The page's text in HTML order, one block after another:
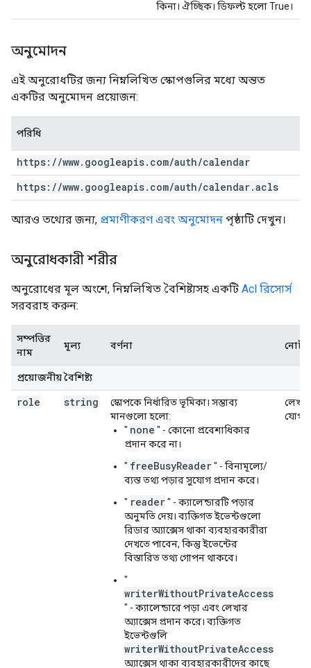
কিনা। ঐচ্ছিক। ডিফল্ট হলো True।
অনুমোদন
এই অনুরোধটির জন্য নিম্নলিখিত স্কোপগুলির মধ্যে অন্তত
একটির অনুমোদন প্রয়োজন:
পরিধি
https: //www. googleapis. com/auth/calendar
https: //www. googleapis. com/auth/calendar.acls
আরও তথ্যের জন্য, প্রমাণীকরণ এবং অনুমোদন পৃষ্ঠাটি দেখুন।
অনুরোধকারী শরীর
অনুরোধের মূল অংশে, নিম্নলিখিত বৈশিষ্ট্যসহ একটি Acl রিসোর্স
সরবরাহ করুন:
সম্পত্তির
নাম
মূল্য বর্ণনা নোট
প্রয়োজনীয় বৈশিষ্ট্য
role string
স্কোপকে নির্ধারিত ভূমিকা। সম্ভাব্য
মানগুলো হলো:
" none " - কোনো প্রবেশাধিকার
প্রদান করে না।
" freeBusyReader" - বিনামূল্যে/
ব্যস্ত তথ্য পড়ার সুযোগ প্রদান করে।
" reader" - ক্যালেন্ডারটি পড়ার
অনুমতি দেয়। ব্যক্তিগত ইভেন্টগুলো
রিডার অ্যাক্সেস থাকা ব্যবহারকারীরা
দেখতে পাবেন, কিন্তু ইভেন্টের
বিস্তারিত তথ্য গোপন থাকবে।
"
writerWithoutPrivateAccess
" - ক্যালেন্ডারে পড়া এবং লেখার
অ্যাক্সেস প্রদান করে। ব্যক্তিগত
ইভেন্টগুলি
writerWithoutPrivateAccess
অ্যাক্সেস থাকা ব্যবহারকারীদের কাছে
লেখার
যোগ্য